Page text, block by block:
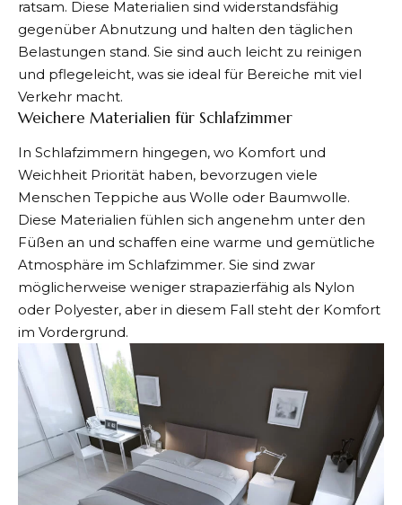
ratsam. Diese Materialien sind widerstandsfähig
gegenüber Abnutzung und halten den täglichen
Belastungen stand. Sie sind auch leicht zu reinigen
und pflegeleicht, was sie ideal für Bereiche mit viel
Verkehr macht.
Weichere Materialien für Schlafzimmer
In Schlafzimmern hingegen, wo Komfort und
Weichheit Priorität haben, bevorzugen viele
Menschen Teppiche aus Wolle oder Baumwolle.
Diese Materialien fühlen sich angenehm unter den
Füßen an und schaffen eine warme und gemütliche
Atmosphäre im Schlafzimmer. Sie sind zwar
möglicherweise weniger strapazierfähig als Nylon
oder Polyester, aber in diesem Fall steht der Komfort
im Vordergrund.